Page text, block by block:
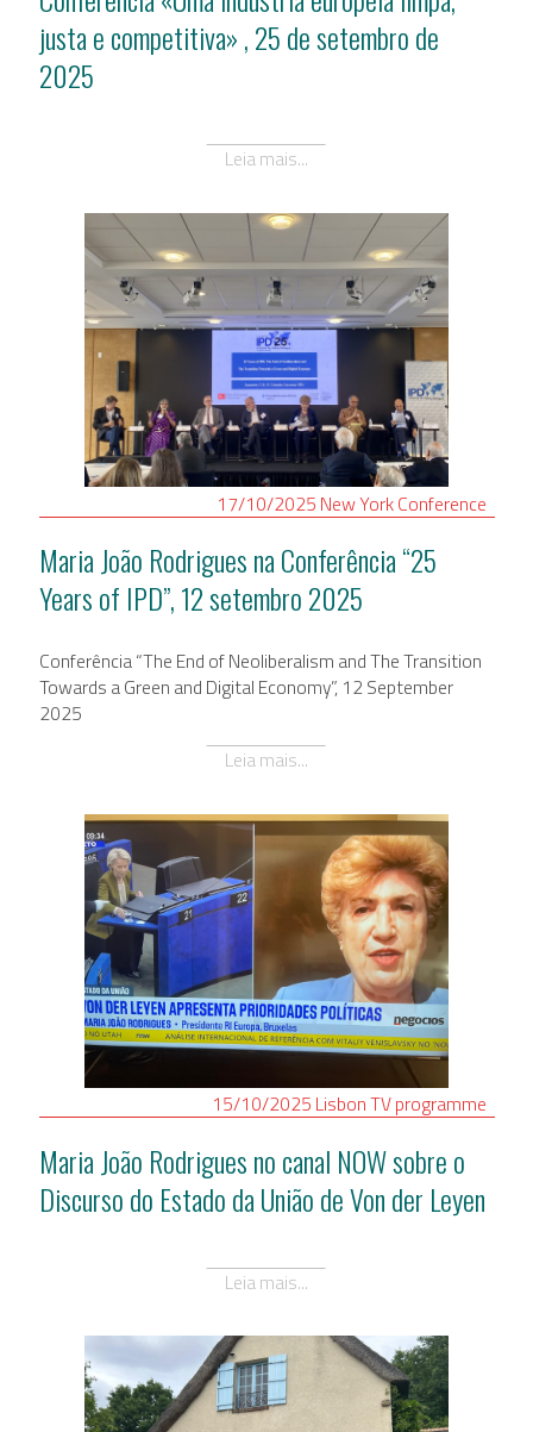
justa e competitiva» , 25 de setembro de
2025
Leia mais...
17/10/2025 New YorkConference
Maria João Rodrigues na Conferência “25
Years of IPD”, 12 setembro 2025
Conferência “The End of Neoliberalism and The Transition
Towards a Green and Digital Economy”, 12 September
2025
Leia mais...
15/10/2025 LisbonTV programme
Maria João Rodrigues no canal NOW sobre o
Discurso do Estado da União de Von der Leyen
Leia mais...